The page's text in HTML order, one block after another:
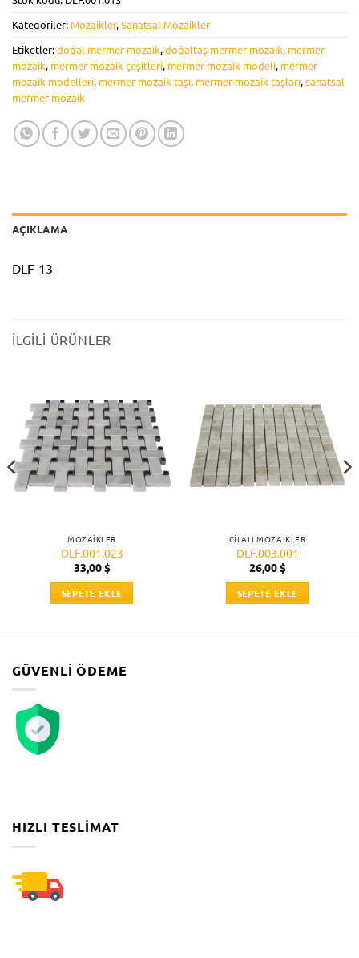
Kategoriler: Mozaikler,Sanatsal Mozaikler
Etiketler:doğal mermer mozaik,doğaltaş mermer mozaik, mermer
mozaik, mermer mozaik çeşitleri, mermer mozaik modeli, mermer
mozaik modelleri, mermer mozaik taşı, mermer mozaik taşları,sanatsal
mermer mozaik
AÇIKLAMA
DLF-13
İLGILI ÜRÜNLER
MOZAIKLER
DLF.001.023
33,00$
SEPETE EKLE
CILALI MOZAIKLER
DLF.003.001
26,00$
SEPETE EKLE
GÜVENLI ÖDEME
HIZLI TESLIMAT